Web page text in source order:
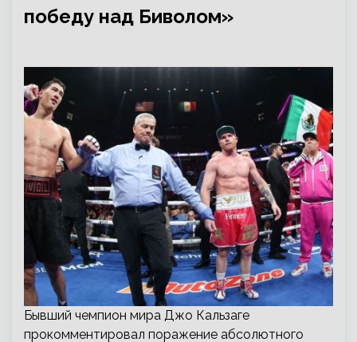
победу над Биволом»
Бывший чемпион мира Джо Кальзаге
прокомментировал поражение абсолютного